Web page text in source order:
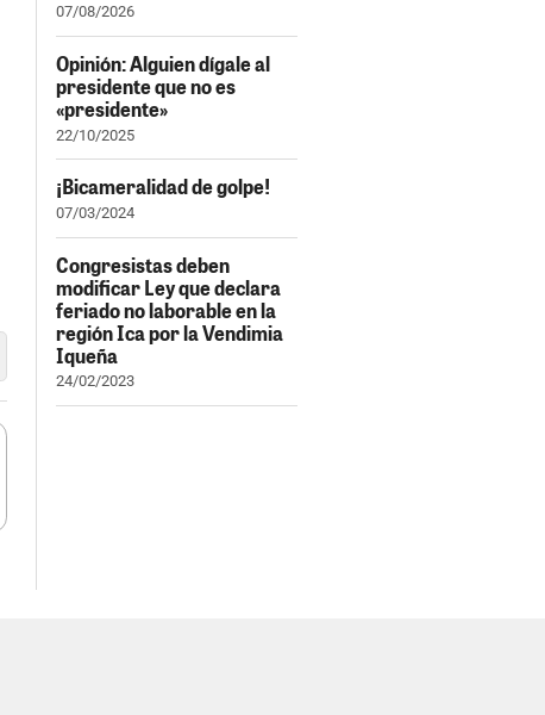
07/08/2026
Opinión: Alguien dígale al
presidente que no es
«presidente»
22/10/2025
¡Bicameralidad de golpe!
07/03/2024
Congresistas deben
modificar Ley que declara
feriado no laborable en la
región Ica por la Vendimia
Iqueña
24/02/2023